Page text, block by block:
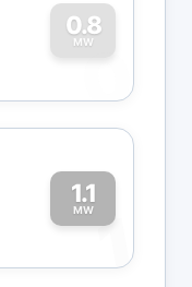
0.8
MW
0
1.1
MW1